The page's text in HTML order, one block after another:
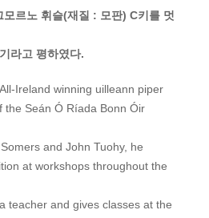
르노 휘슬(재질 : 모판) C키를 멋
라고 평하였다.
Ireland winning uilleann piper
the Seán Ó Ríada Bonn Óir
and John Tuohy, he
at workshops throughout the
teacher and gives classes at the